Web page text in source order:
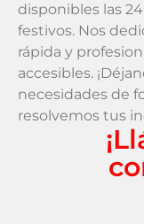
disponibles las
festivos. Nos
rápida y
accesibles.
necesidades de
resolvemos tus